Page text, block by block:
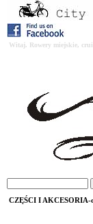
Witaj. Rowery miejskie,
CZĘŚCI I AKCESORIA-